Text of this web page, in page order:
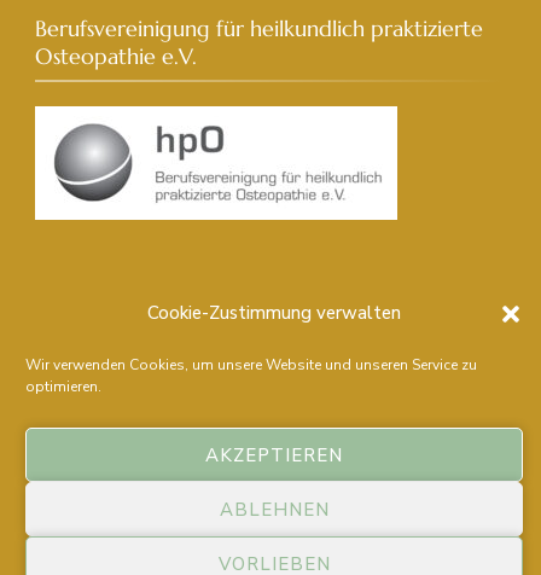
Cookie-Zustimmung verwalten
Wir verwenden Cookies, um unsere Website und unseren Service zu
optimieren.
AKZEPTIEREN
ABLEHNEN
VORLIEBEN
Berufsvereinigung für heilkundlich praktizierte
Osteopathie e.V.
© Copyright 2021 Lioba Rohrbach. Alle Rechte
Blossom Spa | Entwickelt vonBlossom Themes.
Präsentiert vonWordPress